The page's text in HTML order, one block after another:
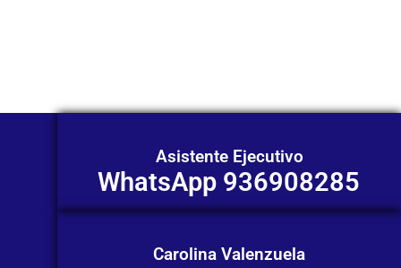
Asistente Ejecutivo
WhatsApp 936908285
Carolina Valenzuela